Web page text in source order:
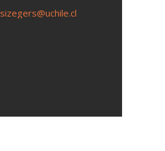
sizegers@uchile.cl